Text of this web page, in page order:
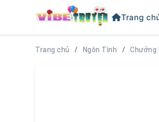
Trang
Trang chủ Ngôn Tình Chưởng